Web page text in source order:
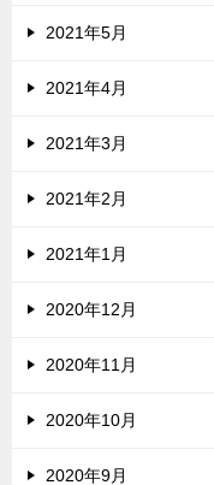
2021年5月
2021年4月
2021年3月
2021年2月
2021年1月
2020年12月
2020年11月
2020年10月
2020年9月